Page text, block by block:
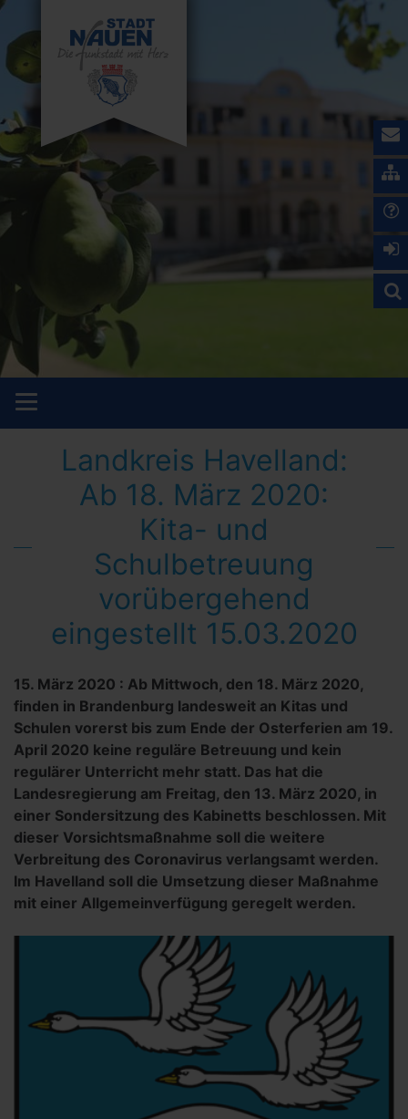
Landkreis Havelland:
Ab 18. März 2020:
Kita- und
Schulbetreuung
vorübergehend
eingestellt 15.03.2020
15. März 2020 : Ab Mittwoch, den 18. März 2020,
finden in Brandenburg landesweit an Kitas und
Schulen vorerst bis zum Ende der Osterferien am 19.
April 2020 keine reguläre Betreuung und kein
regulärer Unterricht mehr statt. Das hat die
Landesregierung am Freitag, den 13. März 2020, in
einer Sondersitzung des Kabinetts beschlossen. Mit
dieser Vorsichtsmaßnahme soll die weitere
Verbreitung des Coronavirus verlangsamt werden.
Im Havelland soll die Umsetzung dieser Maßnahme
mit einer Allgemeinverfügung geregelt werden.